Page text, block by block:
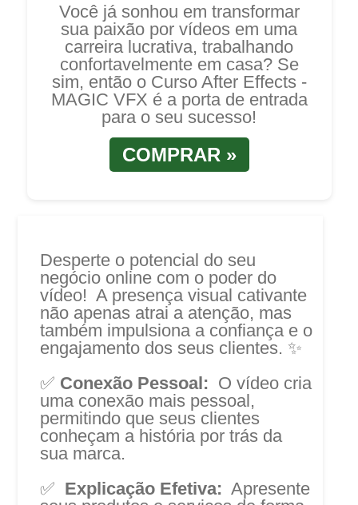
Você já sonhou em transformar
sua paixão por vídeos em uma
carreira lucrativa, trabalhando
confortavelmente em casa? Se
sim, então o Curso After Effects -
MAGIC VFX é a porta de entrada
para o seu sucesso!
COMPRAR »
Desperte o potencial do seu
negócio online com o poder do
vídeo! A presença visual cativante
não apenas atrai a atenção, mas
também impulsiona a confiança e o
engajamento dos seus clientes. ✨
✅ Conexão Pessoal: O vídeo cria
uma conexão mais pessoal,
permitindo que seus clientes
conheçam a história por trás da
sua marca.
✅ Explicação Efetiva: Apresente